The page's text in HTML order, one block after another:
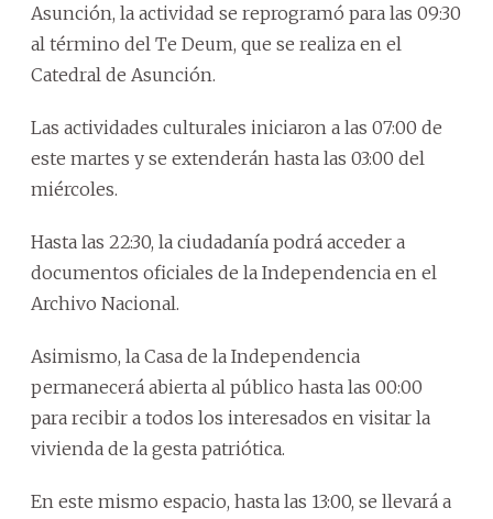
Asunción, la actividad se reprogramó para las 09:30
al término del Te Deum, que se realiza en el
Catedral de Asunción.
Las actividades culturales iniciaron a las 07:00 de
este martes y se extenderán hasta las 03:00 del
miércoles.
Hasta las 22:30, la ciudadanía podrá acceder a
documentos oficiales de la Independencia en el
Archivo Nacional.
Asimismo, la Casa de la Independencia
permanecerá abierta al público hasta las 00:00
para recibir a todos los interesados en visitar la
vivienda de la gesta patriótica.
En este mismo espacio, hasta las 13:00, se llevará a